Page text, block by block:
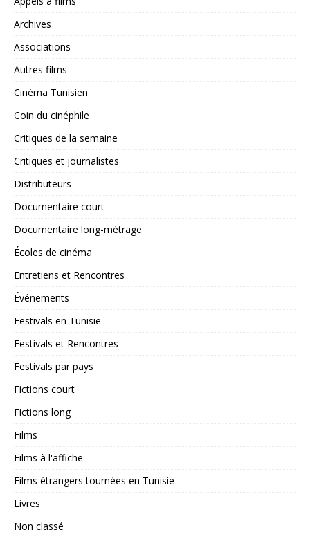
Archives
Associations
Autres films
Cinéma Tunisien
Coin du cinéphile
Critiques de la semaine
Critiques et journalistes
Distributeurs
Documentaire court
Documentaire long-métrage
Écoles de cinéma
Entretiens et Rencontres
Événements
Festivals en Tunisie
Festivals et Rencontres
Festivals par pays
Fictions court
Fictions long
Films
Films à l'affiche
Films étrangers tournées en Tunisie
Livres
Non classé